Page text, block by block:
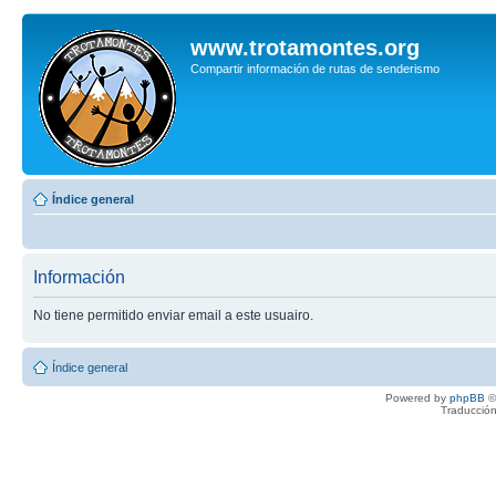
www.trotamontes.org
Compartir información de rutas de senderismo
Índice general
Información
No tiene permitido enviar email a este usuairo.
Índice general
Powered by phpBB